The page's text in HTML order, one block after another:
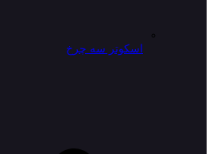
اسکوتر سه چرخ